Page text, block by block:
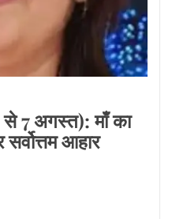
ਪਨੀਰ,
ਦੇ 9 ਸੈਂਪਲ ਭਰੇ